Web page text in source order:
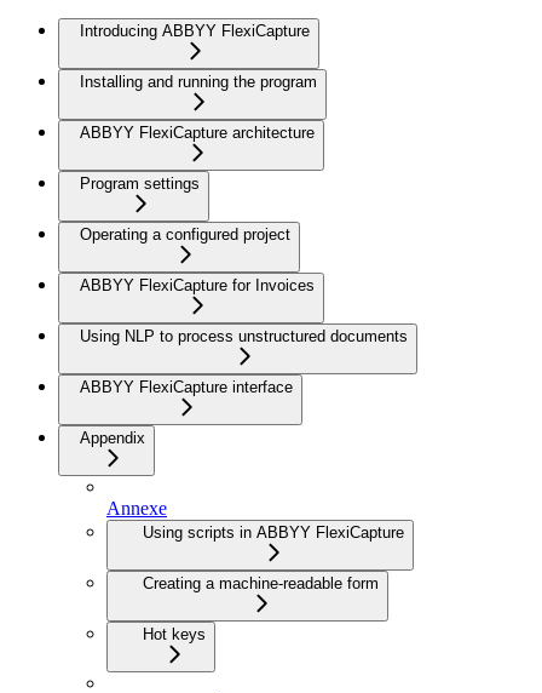
Introducing ABBYY FlexiCapture
Installing and running the program
ABBYY FlexiCapture architecture
Program settings
Operating a configured project
ABBYY FlexiCapture for Invoices
Using NLP to process unstructured documents
ABBYY FlexiCapture interface
Appendix
Annexe
Using scripts in ABBYY FlexiCapture
Creating a machine-readable form
Hot keys